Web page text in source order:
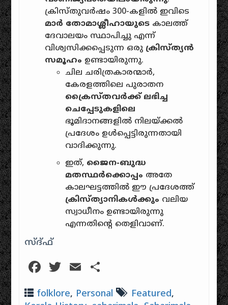
ക്രിസ്തുവർഷം 300-കളിൽ ഇവിടെ
മാർ തോമാശ്ലീഹായുടെ കാലത്ത്
ദേവാലയം സ്ഥാപിച്ചു എന്ന്
വിശ്വസിക്കപ്പെടുന്ന ഒരു ക്രിസ്ത്യൻ
സമൂഹം ഉണ്ടായിരുന്നു.
ചില ചരിത്രകാരന്മാർ,
കേരളത്തിലെ പുരാതന
ക്രൈസ്തവർക്ക് ലഭിച്ച
ചെപ്പേടുകളിലെ
ഭൂമിദാനങ്ങളിൽ നിലയ്ക്കൽ
പ്രദേശം ഉൾപ്പെട്ടിരുന്നതായി
വാദിക്കുന്നു.
ഇത്, ജൈന-ബുദ്ധ
മതസ്ഥർക്കൊപ്പം അതേ
കാലഘട്ടത്തിൽ ഈ പ്രദേശത്ത്
ക്രിസ്ത്യാനികൾക്കും വലിയ
സ്വാധീനം ഉണ്ടായിരുന്നു
എന്നതിൻ്റെ തെളിവാണ്.
സ്ദ്ഫ്
Facebook
Twitter
Email
folklore, Personal Featured,